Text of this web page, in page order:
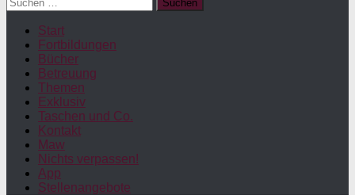
nach:
Start
Fortbildungen
Bücher
Betreuung
Themen
Exklusiv
Taschen und Co.
Kontakt
Maw
Nichts verpassen!
App
Stellenangebote